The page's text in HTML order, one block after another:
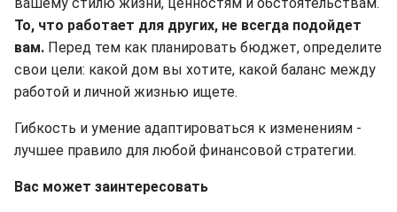
То, что работает для других, не всегда подойдет
вам. Перед тем как планировать бюджет, определите
свои цели: какой дом вы хотите, какой баланс между
работой и личной жизнью ищете.
Гибкость и умение адаптироваться к изменениям -
лучшее правило для любой финансовой стратегии.
Вас может заинтересовать